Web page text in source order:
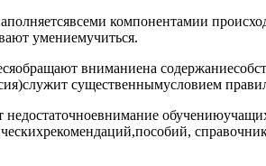
компонентамии
умениемучиться.
вниманиена
существеннымусловием
недостаточноевнимание